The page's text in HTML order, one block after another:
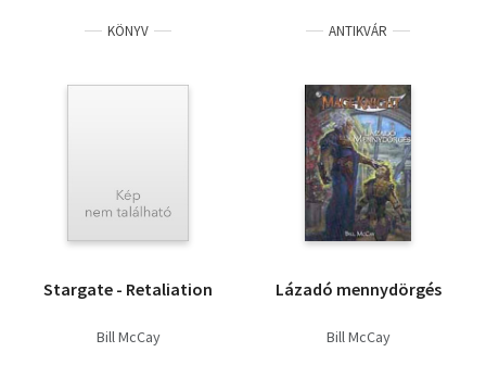
KÖNYV
Stargate - Retaliation
Bill McCay
ANTIKVÁR
Lázadó mennydörgés
Bill McCay